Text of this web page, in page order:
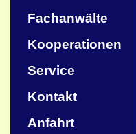
Fachanwälte
Kooperationen
Service
Kontakt
Anfahrt